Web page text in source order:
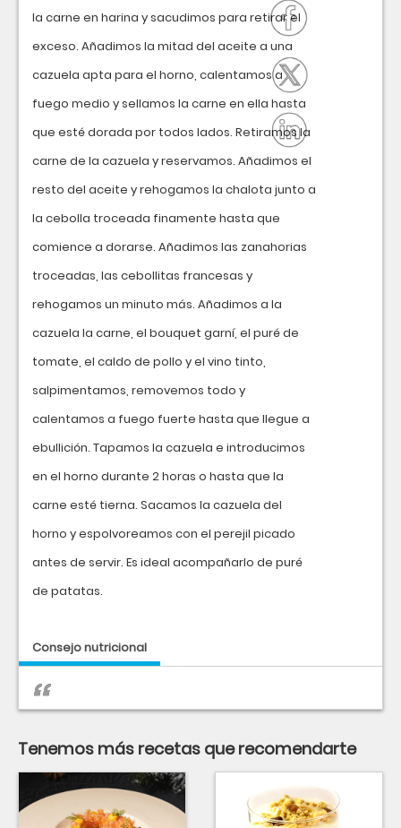
la carne en harina y sacudimos para retirar el
exceso. Añadimos la mitad del aceite a una
cazuela apta para el horno, calentamos a
fuego medio y sellamos la carne en ella hasta
que esté dorada por todos lados. Retiramos la
carne de la cazuela y reservamos. Añadimos el
resto del aceite y rehogamos la chalota junto a
la cebolla troceada finamente hasta que
comience a dorarse. Añadimos las zanahorias
troceadas, las cebollitas francesas y
rehogamos un minuto más. Añadimos a la
cazuela la carne, el bouquet garní, el puré de
tomate, el caldo de pollo y el vino tinto,
salpimentamos, removemos todo y
calentamos a fuego fuerte hasta que llegue a
ebullición. Tapamos la cazuela e introducimos
en el horno durante 2 horas o hasta que la
carne esté tierna. Sacamos la cazuela del
horno y espolvoreamos con el perejil picado
antes de servir. Es ideal acompañarlo de puré
de patatas.
Consejo nutricional
Tenemos más recetas que recomendarte